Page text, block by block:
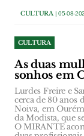
CULTURA| 05-08-
CULTURA
As duas
sonhos em
Lurdes Freire e
cerca de 80 anos
Noiva, em
da Modista, que
O MIRANTE